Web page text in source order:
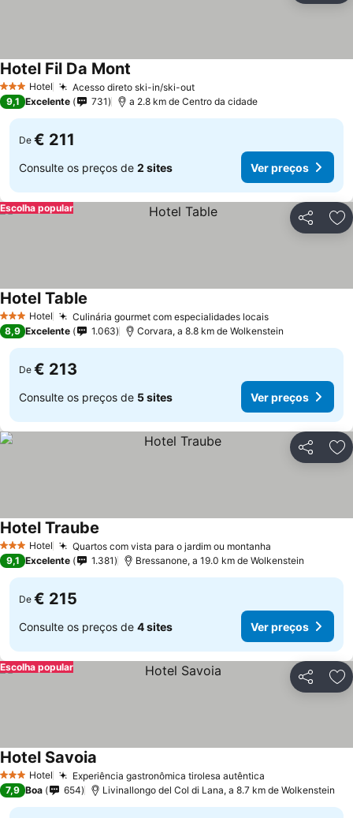
3 EstrelasHotel Acesso direto ski-in/ski-outVer preços
Hotel Fil Da Mont
9,1 Excelente 731 a 2.8 km de Centro da cidade
De € 211
Consulte os preços de 2 sites Ver preços
Partilhar
Escolha popular
3 EstrelasHotel Culinária gourmet com especialidades locaisVer preços
Hotel Table
8,9 Excelente 1.063 Corvara, a 8.8 km de Wolkenstein
De € 213
Consulte os preços de 5 sites Ver preços
Partilhar
3 EstrelasHotel Quartos com vista para o jardim ou montanha
Hotel Traube
9,1 Excelente 1.381 Bressanone, a 19.0 km de Wolkenstein
De € 215
Consulte os preços de 4 sites Ver preços
Partilhar
Escolha popular
3 EstrelasHotel Experiência gastronômica tirolesa autêntica
Hotel Savoia
7,9 Boa 654 Livinallongo del Col di Lana, a 8.7 km de Wolkenstein